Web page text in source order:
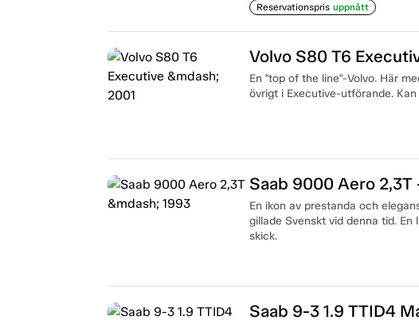
Reservationspris uppnått
Volvo S80 T6
En "top of the line"-Volvo. Här
övrigt i Executive-utförande.
Saab 9000 Aero
En ikon av prestanda och
gillade Svenskt vid denna tid.
skick.
Saab 9-3 1.9 TTID4